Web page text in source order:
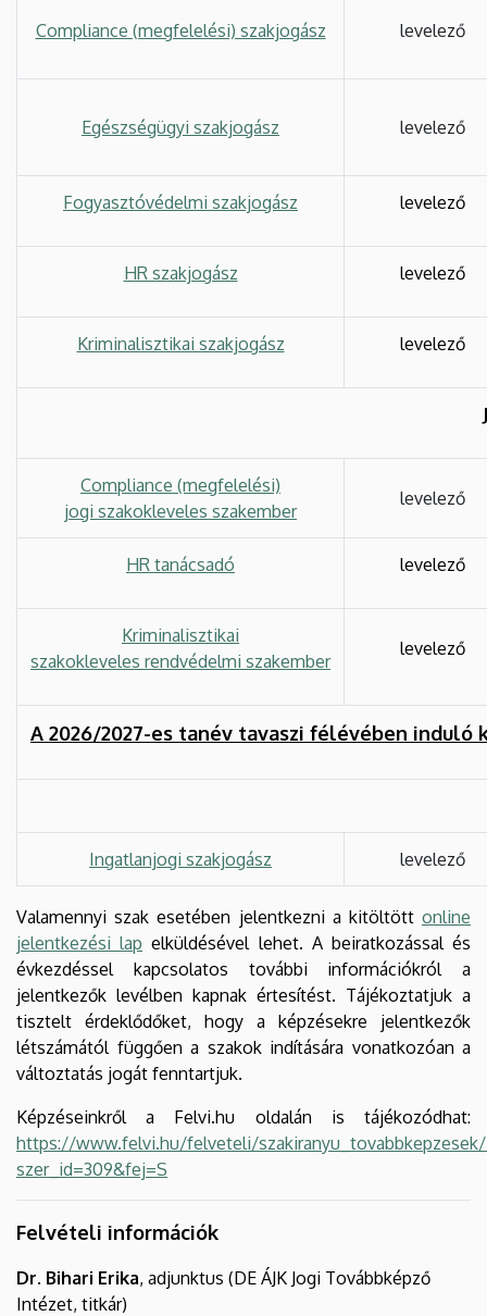
Compliance (megfelelési) szakjogász levelező
Egészségügyi szakjogász levelező
Fogyasztóvédelmi szakjogász levelező
HR szakjogász levelező
Kriminalisztikai szakjogász levelező
Compliance (megfelelési)
jogi szakokleveles szakember
levelező
HR tanácsadó levelező
Kriminalisztikai
szakokleveles rendvédelmi szakember
levelező
A 2026/2027-es tanév tavaszi félévében induló
Ingatlanjogi szakjogász levelező
Valamennyi szak esetében jelentkezni a kitöltött online
jelentkezési lap elküldésével lehet. A beiratkozással és
évkezdéssel kapcsolatos további információkról a
jelentkezők levélben kapnak értesítést. Tájékoztatjuk a
tisztelt érdeklődőket, hogy a képzésekre jelentkezők
létszámától függően a szakok indítására vonatkozóan a
változtatás jogát fenntartjuk.
Képzéseinkről a Felvi.hu oldalán is tájékozódhat:
https://www.felvi.hu/felveteli/
szer_id=309&fej=S
Felvételi információk
Dr. Bihari Erika, adjunktus (DE ÁJK Jogi Továbbképző
Intézet, titkár)